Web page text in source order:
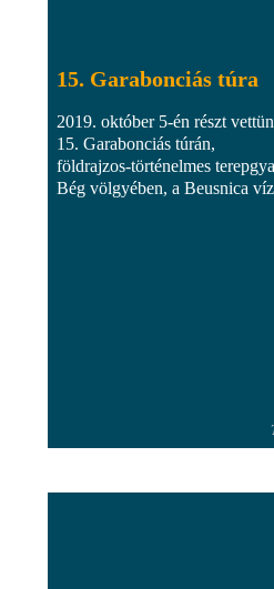
15. Garabonciás túra
2019. október 5-én részt
15. Garabonciás túrán,
földrajzos-történelmes
Bég völgyében, a Beusnica